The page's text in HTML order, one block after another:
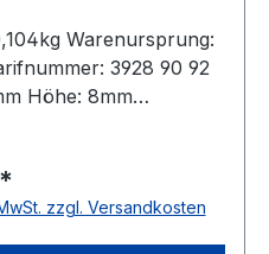
Warenursprung:
3928 90 92
Höhe: 8mm
ohne
antistatisch: nein
zzgl. Versandkosten